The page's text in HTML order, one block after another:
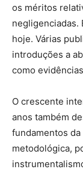
os méritos
negligenciadas.
hoje. Várias
introduções a
como
O crescente
anos também
fundamentos
metodológica,